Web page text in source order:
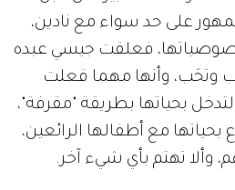
على حد سواء مع نادين،
فعلقت جيسي عبده
وتحَب، وأنها مهما فعلت
بحياتها بطريقة "مقرفة"،
بحياتها مع أطفالها الرائعين،
وألا تهتم بأي شيء آخر.